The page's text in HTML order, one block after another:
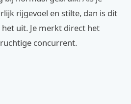
rijgevoel en stilte, dan is dit
uit. Je merkt direct het
concurrent.